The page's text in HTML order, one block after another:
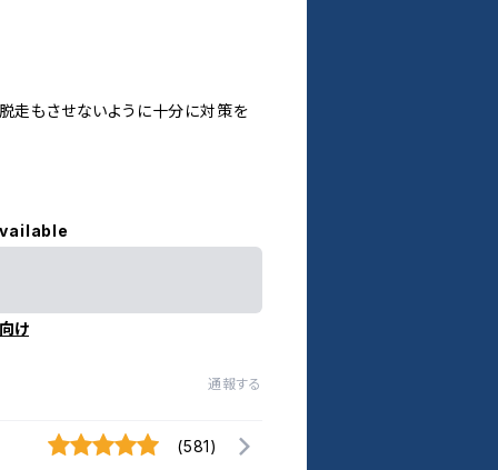
走もさせないように十分に対策を
け
通報する
(581)